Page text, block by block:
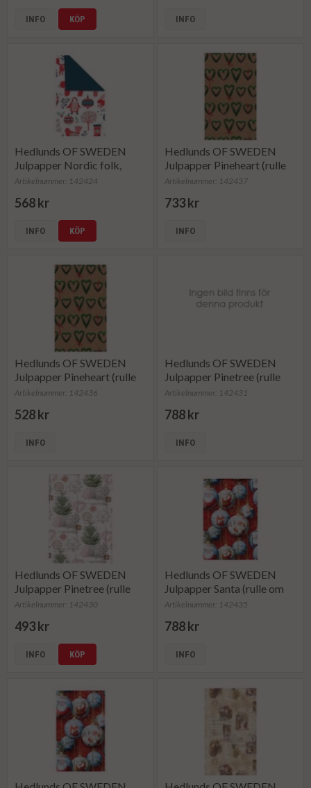
INFO KÖP INFO
Hedlunds OF SWEDEN
Julpapper Nordic folk,
dubbelsidig (rulle om 165
Artikelnummer: 142424
568 kr
INFO KÖP
Hedlunds OF SWEDEN
Julpapper Pineheart (rulle
om 154 m)
Artikelnummer: 142437
733 kr
INFO
Hedlunds OF SWEDEN
Julpapper Pineheart (rulle
om 165 m)
Artikelnummer: 142436
528 kr
INFO
Hedlunds OF SWEDEN
Julpapper Pinetree (rulle
om 100 m)
Artikelnummer: 142431
788 kr
INFO
Hedlunds OF SWEDEN
Julpapper Pinetree (rulle
om 165 m)
Artikelnummer: 142430
493 kr
INFO KÖP
Hedlunds OF SWEDEN
Julpapper Santa (rulle om
100 m)
Artikelnummer: 142435
788 kr
INFO